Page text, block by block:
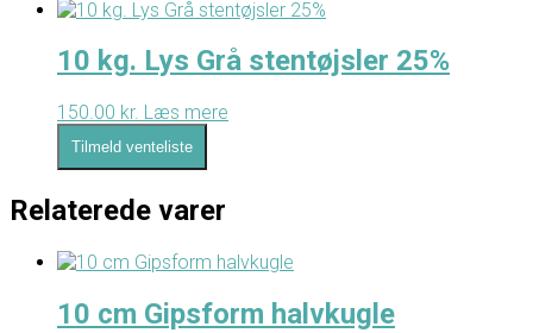
10 kg. Lys Grå stentøjsler 25%
150.00 kr. Læs mere
Tilmeld venteliste
Relaterede varer
10 cm Gipsform halvkugle